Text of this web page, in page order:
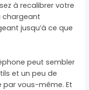
à recalibrer votre
chargeant
jusqu’à ce que
peut sembler
et un peu de
vous-même. Et